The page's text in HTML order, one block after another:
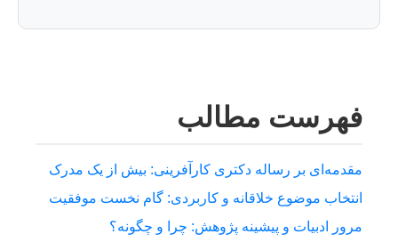
فهرست مطالب
مقدمه‌ای بر رساله دکتری کارآفرینی: بیش از یک مدرک
انتخاب موضوع خلاقانه و کاربردی: گام نخست موفقیت
مرور ادبیات و پیشینه پژوهش: چرا و چگونه؟